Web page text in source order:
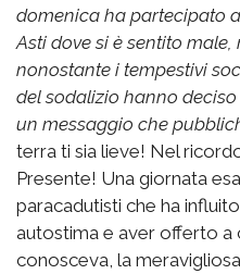
domenica ha partecipato
Asti dove si è sentito
nonostante i tempestivi
del sodalizio hanno
un messaggio che
terra ti sia lieve! Nel
Presente! Una giornata
paracadutisti che ha
autostima e aver offerto a
conosceva, la